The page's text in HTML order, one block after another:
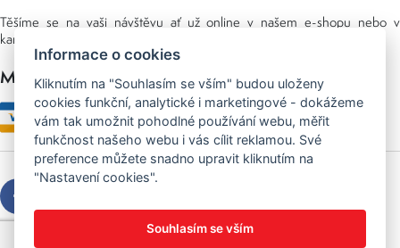
Těšíme se na vaši návštěvu ať už online v našem e-shopu nebo v
kamenné prodejně, kterou najdete v NS (nákupní středisko) URAN.
Možnosti platby
Copyright © 2026 Sedláček s.r.o.
Informace o cookies
Kliknutím na "Souhlasím se vším" budou uloženy
cookies funkční, analytické i marketingové - dokážeme
vám tak umožnit pohodlné používání webu, měřit
funkčnost našeho webu i vás cílit reklamou. Své
preference můžete snadno upravit kliknutím na
"Nastavení cookies".
Souhlasím se vším